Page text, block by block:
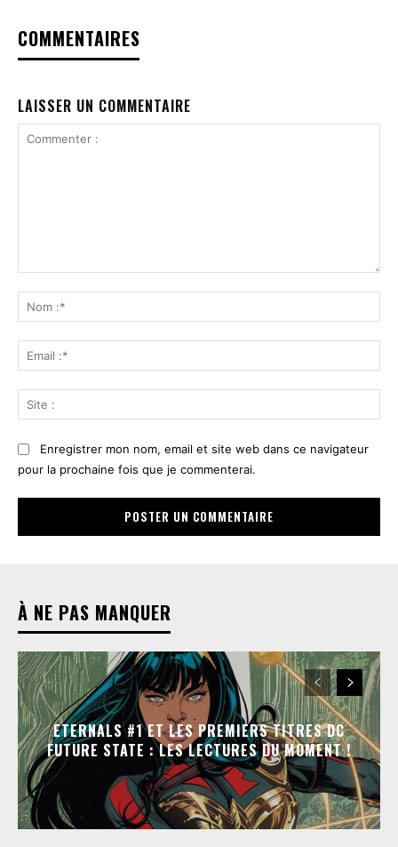
COMMENTAIRES
LAISSER UN COMMENTAIRE
:*
:*
:
Enregistrer mon nom, email et site web dans ce navigateur
pour la prochaine fois que je commenterai.
À NE PAS MANQUER
ETERNALS #1 ET LES PREMIERS TITRES DC
FUTURE STATE : LES LECTURES DU MOMENT !